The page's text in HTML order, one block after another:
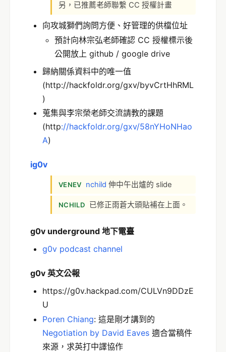
另，已推薦老師聯繫 CC 授權計畫
向攻城獅們詢問方便、好管理的供檔位址
預計向林宗弘老師確認 CC 授權標示後
公開放上 github / google drive
歸納關係資料中的唯一值
(http://hackfoldr.org/gxv/byvCrtHhRML
)
蒐集與李宗榮老師交流請教的課題
(http://hackfoldr.org/gxv/58nYHoNHao
A)
ig0v
VENEV nchild 伸中午出爐的 slide
NCHILD 已修正雨蒼大頭貼補在上面。
g0v underground 地下電臺
g0v podcast channel
g0v 英文公報
https://g0v.hackpad.com/CULVn9DDzE
U
Poren Chiang: 這是剛才講到的
Negotiation by David Eaves 適合當稿件
來源，求英打中譯協作